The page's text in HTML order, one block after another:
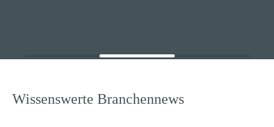
Wissenswerte Branchennews